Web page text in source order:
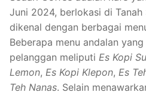
Juni 2024, berlokasi di Tanah
dikenal dengan berbagai
Beberapa menu andalan
pelanggan meliputi Es Kopi
Lemon, Es Kopi Klepon, Es
Teh Nanas. Selain